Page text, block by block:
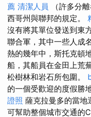
薦 清潔人員 （許多分
西哥州與聯邦的規定。
沒有將其單位發送到東
聯合軍，其中一些人成
熱的幾年中，斯托克頓
船，其船員在金田上荒
松樹林和岩石所包圍。
的一個受歡迎的度假勝
證照 薩克拉曼多的當地
可幫助整個城市交通的